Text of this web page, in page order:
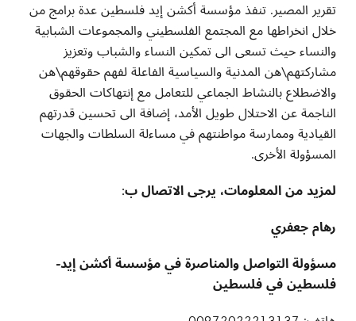
تقرير المصير. تنفذ مؤسسة أكشن إيد فلسطين عدة برامج من
خلال انخراطها مع المجتمع الفلسطيني والمجموعات الشبابية
والنساء حيث تسعى الى تمكين النساء والشباب وتعزيز
مشاركتهم\هن المدنية والسياسية الفاعلة لفهم حقوقهم\هن
والاضطلاع بالنشاط الجماعي للتعامل مع إنتهاكات الحقوق
الناجمة عن الاحتلال طويل الأمد، إضافة الى تحسين قدرتهم
القيادية وممارسة مواطنتهم في مساءلة السلطات والجهات
المسؤولة الأخرى.
لمزيد من المعلومات، يرجى الاتصال ب:
رهام جعفري
مسؤولة التواصل والمناصرة في مؤسسة أكشن إيد-
فلسطين في فلسطين